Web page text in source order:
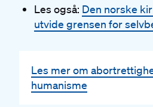
Les også: Den norske
utvide grensen for
Les mer om
humanisme